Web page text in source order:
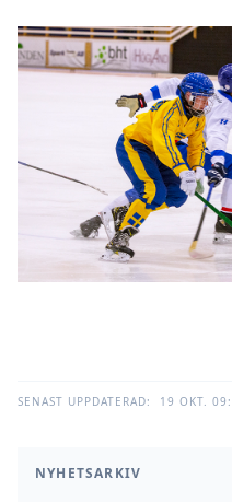
NYHETSARKIV
SENAST UPPDATERAD: 19 OKT.